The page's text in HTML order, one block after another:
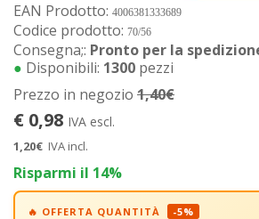
EAN Prodotto: 4006381333689
Codice prodotto: 70/56
Consegna;: Pronto per la
● Disponibili: 1300 pezzi
Prezzo in negozio 1,40€
€ 0,98 IVA escl.
1,20€ IVA incl.
Risparmi il 14%
🔥 OFFERTA QUANTITÀ -5%